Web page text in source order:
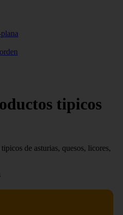
tipicos
de asturias, quesos, licores,